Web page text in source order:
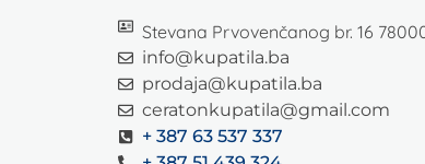
Stevana Prvovenčanog br. 16
info@kupatila.ba
prodaja@kupatila.ba
ceratonkupatila@gmail.com
+ 387 63 537 337